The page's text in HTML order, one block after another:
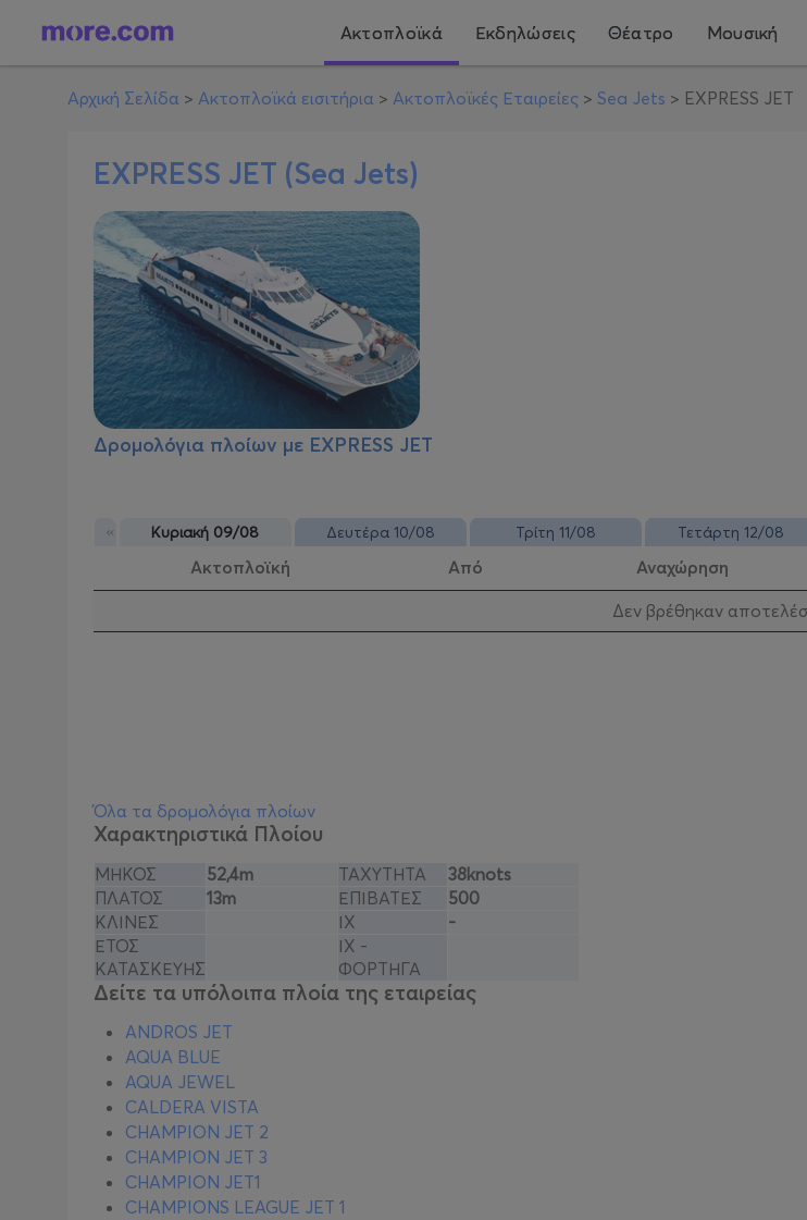
Ακτοπλοϊκά Εκδηλώσεις Θέατρο Μουσική
Αρχική Σελίδα > Ακτοπλοϊκά εισιτήρια > Ακτοπλοϊκές Εταιρείες > Sea Jets > EXPRESS JET
EXPRESS JET (Sea Jets)
Δρομολόγια πλοίων με EXPRESS JET
« Κυριακή 09/08 Δευτέρα 10/08 Τρίτη 11/08 Τετάρτη 12/08
Ακτοπλοϊκή Από Αναχώρηση
Δεν βρέθηκαν
Όλα τα δρομολόγια πλοίων
Χαρακτηριστικά Πλοίου
ΜΗΚΟΣ 52,4m ΤΑΧΥΤΗΤΑ
38knots
ΠΛΑΤΟΣ
13m ΕΠΙΒΑΤΕΣ
500
ΚΛΙΝΕΣ
ΙΧ
-
ΕΤΟΣ
ΚΑΤΑΣΚΕΥΗΣ
ΙΧ -
ΦΟΡΤΗΓΑ
Δείτε τα υπόλοιπα πλοία της εταιρείας
ANDROS JET
AQUA BLUE
AQUA JEWEL
CALDERA VISTA
CHAMPION JET 2
CHAMPION JET 3
CHAMPION JET1
CHAMPIONS LEAGUE JET 1